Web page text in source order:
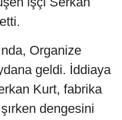
Organize
geldi. İddiaya
Kurt, fabrika
dengesini